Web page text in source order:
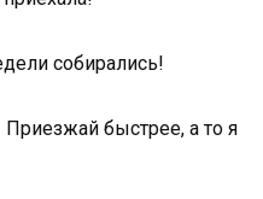
собирались!
быстрее, а то я